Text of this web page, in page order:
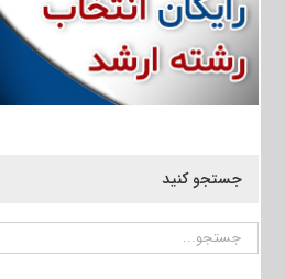
جستجو کنید
جستجو